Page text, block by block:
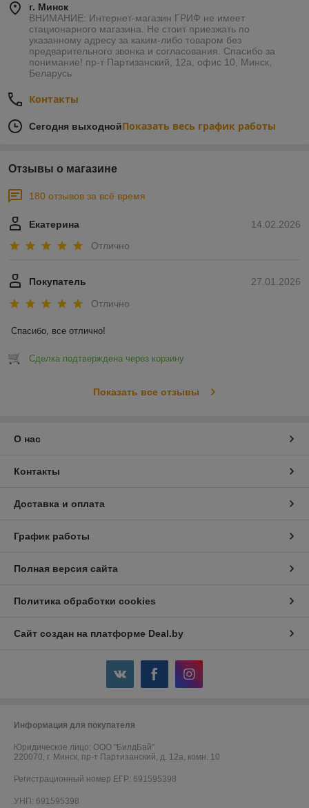
г. Минск
ВНИМАНИЕ: Интернет-магазин ГРИФ не имеет
стационарного магазина. Не стоит приезжать по
указанному адресу за каким-либо товаром без
предварительного звонка и согласования. Спасибо за
понимание! пр-т Партизанский, 12а, офис 10, Минск,
Беларусь
Контакты
Сегодня выходнойПоказать весь график работы
Отзывы о магазине
180 отзывов за всё время
14.02.2026
Екатерина
Отлично
27.01.2026
Покупатель
Отлично
Спасибо, все отлично!
Сделка подтверждена через корзину
Показать все отзывы
О нас
Контакты
Доставка и оплата
График работы
Полная версия сайта
Политика обработки cookies
Сайт создан на платформе Deal.by
Информация для покупателя
Юридическое лицо: ООО "БилдБай"
220070, г. Минск, пр-т Партизанский, д. 12а, комн. 10
Регистрационный номер ЕГР: 691595398
УНП: 691595398